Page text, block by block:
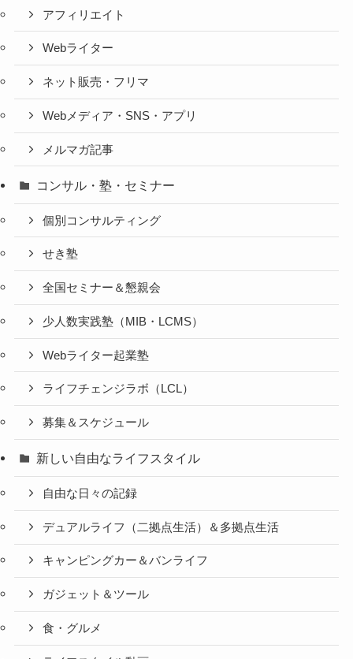
アフィリエイト
Webライター
ネット販売・フリマ
Webメディア・SNS・アプリ
メルマガ記事
コンサル・塾・セミナー
個別コンサルティング
せき塾
全国セミナー＆懇親会
少人数実践塾（MIB・LCMS）
Webライター起業塾
ライフチェンジラボ（LCL）
募集＆スケジュール
新しい自由なライフスタイル
自由な日々の記録
デュアルライフ（二拠点生活）＆多拠点生活
キャンピングカー＆バンライフ
ガジェット＆ツール
食・グルメ